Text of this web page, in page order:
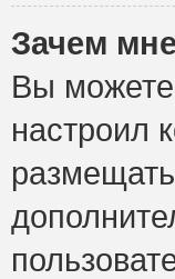
Зачем
Вы можете
настроил